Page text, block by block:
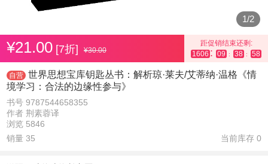
1/2
¥21.00 [7折] ¥30.00
距促销结束还剩:
1606 : 09 : 38 : 57
自营 世界思想宝库钥匙丛书：解析琼·莱夫/艾蒂纳·温格《情
境学习：合法的边缘性参与》
书号 9787544658355
作者 荆素蓉译
浏览 5846
销量 35
当前库存 0